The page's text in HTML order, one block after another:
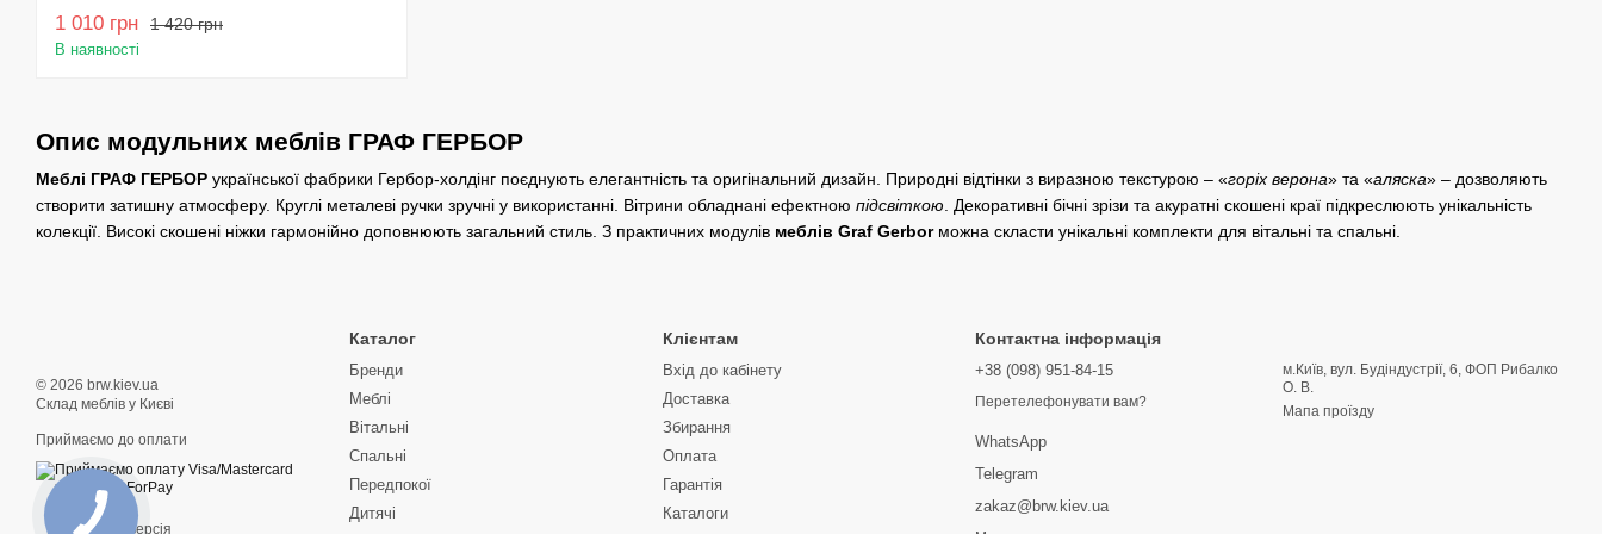
Опис модульних меблів ГРАФ ГЕРБОР
Меблі ГРАФ ГЕРБОР української фабрики Гербор-холдінг поєднують елегантність та оригінальний дизайн. Природні відтінки з виразною текстурою – «горіх верона» та «аляска» – дозволяють
створити затишну атмосферу. Круглі металеві ручки зручні у використанні. Вітрини обладнані ефектною підсвіткою . Декоративні бічні зрізи та акуратні скошені краї підкреслюють унікальність
колекції. Високі скошені ніжки гармонійно доповнюють загальний стиль. З практичних модулів меблів Graf Gerborможна скласти унікальні комплекти для вітальні та спальні.
1 420 грн
1 010 грн
В наявності
© 2026 brw.kiev.ua
Склад меблів у Києві
Приймаємо до оплати
Мобільна версія
Каталог
Бренди
Меблі
Вітальні
Спальні
Передпокої
Дитячі
Клієнтам
Вхід до кабінету
Доставка
Збирання
Оплата
Гарантія
Каталоги
Контактна інформація
+38 (098) 951-84-15
Перетелефонувати вам?
WhatsApp
Telegram
zakaz@brw.kiev.ua
м.Київ, вул. Будіндустрії, 6, ФОП Рибалко
О. В.
Мапа проїзду